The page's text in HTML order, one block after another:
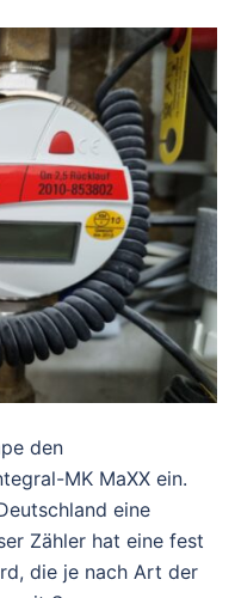
den
MK MaXX ein.
eine
Zähler hat eine fest
die je nach Art der